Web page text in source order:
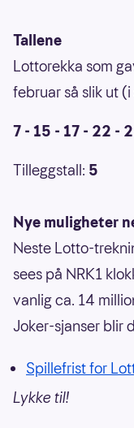
Tallene
Lottorekka som
februar så slik ut
7 - 15 - 17 - 22 -
Tilleggstall: 5
Nye muligheter
Neste Lotto-
sees på NRK1
vanlig ca. 14
Joker-sjanser blir
Spillefrist for
Lykke til!